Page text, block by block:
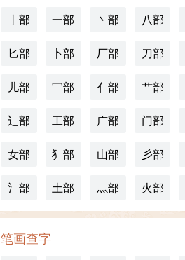
丨部 一部 丶部 八部
匕部 卜部 厂部 刀部
儿部 冖部 亻部 艹部
辶部 工部 广部 门部
女部 犭部 山部 彡部
氵部 土部 灬部 火部
笔画查字